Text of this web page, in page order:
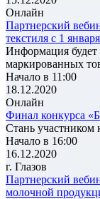
Онлайн
Партнерский
текстиля с 1
Информация будет
маркированных
Начало в 11:00
18.12.2020
Онлайн
Финал конкурса
Стань
Начало в 16:00
16.12.2020
г. Глазов
Партнерский
молочной